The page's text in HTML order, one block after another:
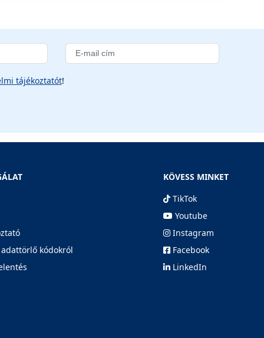
tájékoztatót!
kódokról
KÖVESS MINKET
TikTok
Youtube
Instagram
Facebook
LinkedIn